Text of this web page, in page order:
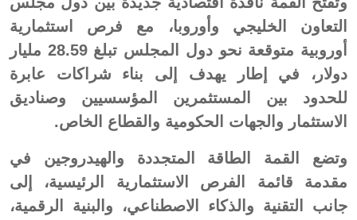
التعاون الخليجي وأوروبا، مع فرص استثمارية
أوروبية متوقعة نحو دول المجلس تبلغ 28.59 مليار
دولار، في إطار يهدف إلى بناء شراكات عابرة
للحدود بين المستثمرين المؤسسيين وصناديق
الاستثمار والجهات الحكومية والقطاع الخاص.
وتضع القمة الطاقة المتجددة والهيدروجين في
مقدمة قائمة الفرص الاستثمارية الرئيسية، إلى
جانب التقنية والذكاء الاصطناعي، والبنية الرقمية،